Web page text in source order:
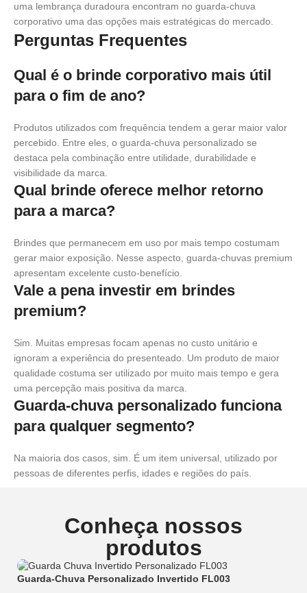
uma lembrança duradoura encontram no guarda-chuva
corporativo uma das opções mais estratégicas do mercado.
Perguntas Frequentes
Qual é o brinde corporativo mais útil
para o fim de ano?
Produtos utilizados com frequência tendem a gerar maior valor
percebido. Entre eles, o guarda-chuva personalizado se
destaca pela combinação entre utilidade, durabilidade e
visibilidade da marca.
Qual brinde oferece melhor retorno
para a marca?
Brindes que permanecem em uso por mais tempo costumam
gerar maior exposição. Nesse aspecto, guarda-chuvas premium
apresentam excelente custo-benefício.
Vale a pena investir em brindes
premium?
Sim. Muitas empresas focam apenas no custo unitário e
ignoram a experiência do presenteado. Um produto de maior
qualidade costuma ser utilizado por muito mais tempo e gera
uma percepção mais positiva da marca.
Guarda-chuva personalizado funciona
para qualquer segmento?
Na maioria dos casos, sim. É um item universal, utilizado por
pessoas de diferentes perfis, idades e regiões do país.
Conheça nossos
produtos
Guarda-Chuva Personalizado Invertido FL003